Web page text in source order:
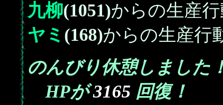
九柳(1051)からの生産
ヤミ (168)からの生産行
のんびり休憩しました
HPが3165 回復！